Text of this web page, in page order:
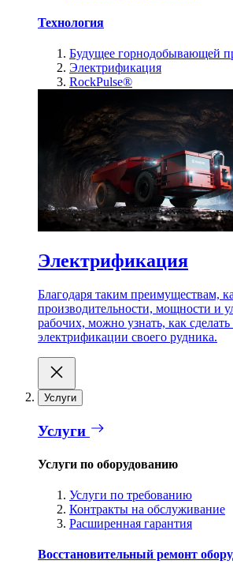
Технология
Будущее горнодобывающей
Электрификация
RockPulse®
Электрификация
Благодаря таким преимуществам,
производительности, мощности и
рабочих, можно узнать, как
электрификации своего рудника.
Услуги
Услуги
Услуги по оборудованию
Услуги по требованию
Контракты на обслуживание
Расширенная гарантия
Восстановительный ремонт